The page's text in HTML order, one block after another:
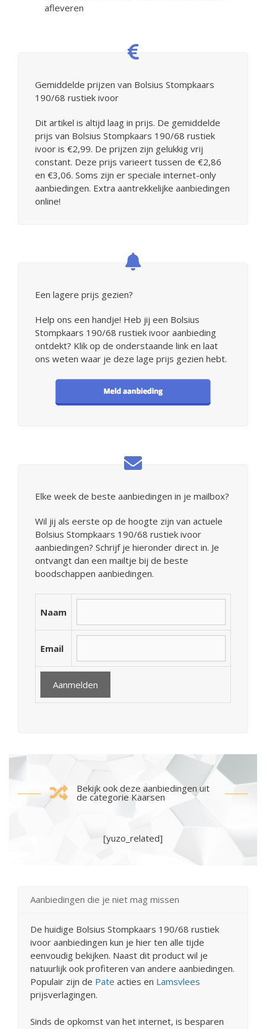
afleveren
Gemiddelde prijzen van Bolsius Stompkaars
190/68 rustiek ivoor
Dit artikel is altijd laag in prijs. De gemiddelde
prijs van Bolsius Stompkaars 190/68 rustiek
ivoor is €2,99. De prijzen zijn gelukkig vrij
constant. Deze prijs varieert tussen de €2,86
en €3,06. Soms zijn er speciale internet-only
aanbiedingen. Extra aantrekkelijke aanbiedingen
online!
Een lagere prijs gezien?
Help ons een handje! Heb jij een Bolsius
Stompkaars 190/68 rustiek ivoor aanbieding
ontdekt? Klik op de onderstaande link en laat
ons weten waar je deze lage prijs gezien hebt.
Elke week de beste aanbiedingen in je mailbox?
Wil jij als eerste op de hoogte zijn van actuele
Bolsius Stompkaars 190/68 rustiek ivoor
aanbiedingen? Schrijf je hieronder direct in. Je
ontvangt dan een mailtje bij de beste
boodschappen aanbiedingen.
Naam
Email
Bekijk ook deze aanbiedingen uit
de categorie Kaarsen
[yuzo_related]
Aanbiedingen die je niet mag missen
De huidige Bolsius Stompkaars 190/68 rustiek
ivoor aanbiedingen kun je hier ten alle tijde
eenvoudig bekijken. Naast dit product wil je
natuurlijk ook profiteren van andere aanbiedingen.
Populair zijn de Pate acties en Lamsvlees
prijsverlagingen.
Sinds de opkomst van het internet, is besparen